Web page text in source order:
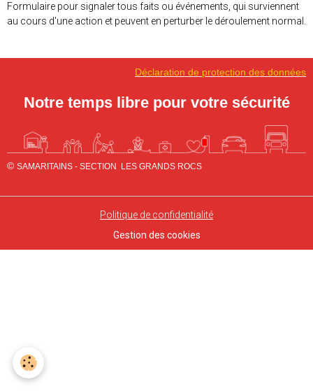
Formulaire pour signaler tous faits ou événements, qui surviennent
au cours d'une action et peuvent en perturber le déroulement normal.
Déclaration de protection des données
Notre temps libre pour votre sécurité
© SAMARITAINS - SECTION LES GRANDS ROCS
Politique de confidentialité
Gestion des cookies